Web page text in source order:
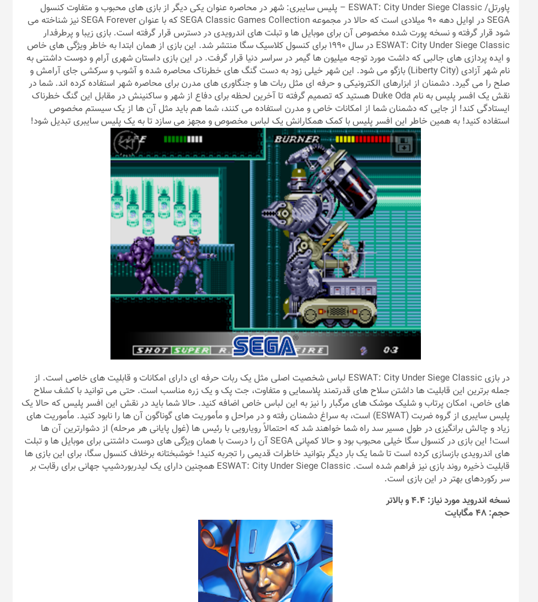
پاورتل
/ ESWAT: City Under Siege Classic – پلیس سایبری: شهر در محاصره عنوان یکی دیگر از بازی های محبوب و متفاوت کنسول
SEGA در اوایل دهه 90 میلادی است که حالا در مجموعه SEGA Classic Games Collection که با عنوان SEGA Forever نیز شناخته می
شود قرار گرفته و نسخه پورت شده مخصوص آن برای موبایل ها و تبلت های اندرویدی در دسترس قرار گرفته است. بازی زیبا و پرطرفدار
ESWAT: City Under Siege Classic در سال 1990 برای کنسول کلاسیک سگا منتشر شد. این بازی از همان ابتدا به خاطر ویژگی های خاص
و ایده پردازی های جالبی که داشت مورد توجه میلیون ها گیمر در سراسر دنیا قرار گرفت. در این بازی داستان شهری آرام و دوست داشتنی به
نام شهر آزادی (Liberty City) بازگو می شود. این شهر خیلی زود به دست گنگ های خطرناک محاصره شده و آشوب و سرکشی جای آرامش و
صلح را می گیرد. دشمنان از ابزارهای الکترونیکی و حرفه ای مثل ربات ها و جنگاوری های مدرن برای محاصره شهر استفاده کرده اند. شما در
نقش یک افسر پلیس به نام Duke Oda هستید که تصمیم گرفته تا آخرین لحظه برای دفاع از شهر و ساکنینش در مقابل این گنگ خطرناک
ایستادگی کند! از جایی که دشمنان شما از امکانات خاص و مدرن استفاده می کنند، شما هم باید مثل آن ها از یک سیستم مخصوص
استفاده کنید! به همین خاطر این افسر پلیس با کمک همکارانش یک لباس مخصوص و مجهز می سازد تا به یک پلیس سایبری تبدیل شود!
در بازی ESWAT: City Under Siege Classic لباس شخصیت اصلی مثل یک ربات حرفه ای دارای امکانات و قابلیت های خاصی است. از
جمله برترین این قابلیت ها داشتن سلاح های قدرتمند پلاسمایی و متفاوت، جت پک و یک زره مناسب است. حتی می توانید با کشف سلاح
های خاص، امکان پرتاب و شلیک موشک های مرگبار را نیز به این لباس خاص اضافه کنید. حالا شما باید در نقش این افسر پلیس که حالا یک
پلیس سایبری از گروه ضربت (ESWAT) است، به سراغ دشمنان رفته و در مراحل و مأموریت های گوناگون آن ها را نابود کنید. مأموریت های
زیاد و چالش برانگیزی در طول مسیر سد راه شما خواهند شد که احتمالاً رویارویی با رئیس ها (غول پایانی هر مرحله) از دشوارترین آن ها
است! این بازی در کنسول سگا خیلی محبوب بود و حالا کمپانی SEGA آن را درست با همان ویژگی های دوست داشتنی برای موبایل ها و تبلت
های اندرویدی بازسازی کرده است تا شما یک بار دیگر بتوانید خاطرات قدیمی را تجربه کنید! خوشبختانه برخلاف کنسول سگا، برای این بازی ها
قابلیت ذخیره روند بازی نیز فراهم شده است. ESWAT: City Under Siege Classic همچنین دارای یک لیدربوردشیپ جهانی برای رقابت بر
سر رکوردهای بهتر در این بازی است.
نسخه اندروید مورد نیاز: 4.4 و بالاتر
حجم: 48 مگابایت